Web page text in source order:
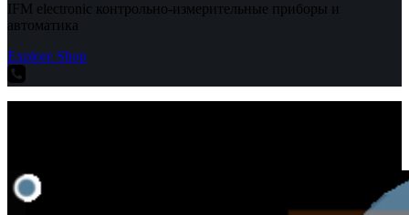
IFM electronic контрольно-измерительные приборы и
автоматика
Explore Shop